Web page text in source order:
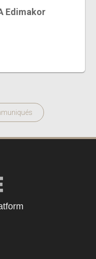
Edimakor